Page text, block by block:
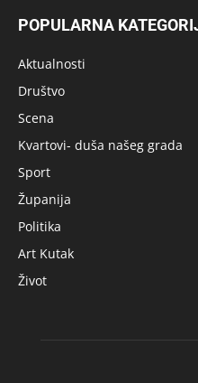
POPULARNA
Aktualnosti
Društvo
Scena
Kvartovi- duša našeg grada
Sport
Županija
Politika
Art Kutak
Život